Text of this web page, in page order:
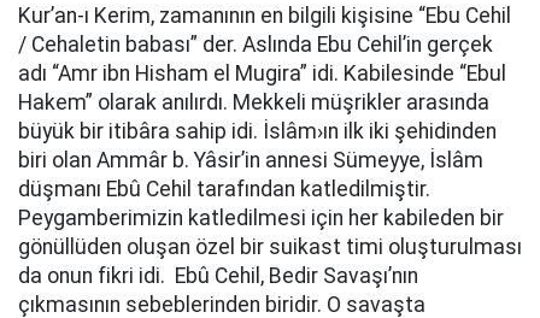
Kur’an-ı Kerim, zamanının en bilgili kişisine “Ebu Cehil
/ Cehaletin babası” der. Aslında Ebu Cehil’in gerçek
adı “Amr ibn Hisham el Mugira” idi. Kabilesinde “Ebul
Hakem” olarak anılırdı. Mekkeli müşrikler arasında
büyük bir itibâra sahip idi. İslâm›ın ilk iki şehidinden
biri olan Ammâr b. Yâsir’in annesi Sümeyye, İslâm
düşmanı Ebû Cehil tarafından katledilmiştir.
Peygamberimizin katledilmesi için her kabileden bir
gönüllüden oluşan özel bir suikast timi oluşturulması
da onun fikri idi. Ebû Cehil, Bedir Savaşı’nın
çıkmasının sebeblerinden biridir. O savaşta